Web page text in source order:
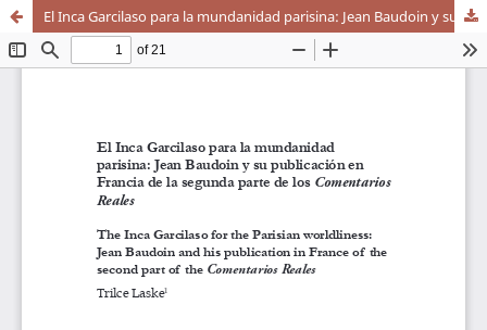
El Inca Garcilaso para la mundanidad parisina: Jean Baudoin y su publicación en Francia de la segunda parte de los Comentarios Reales